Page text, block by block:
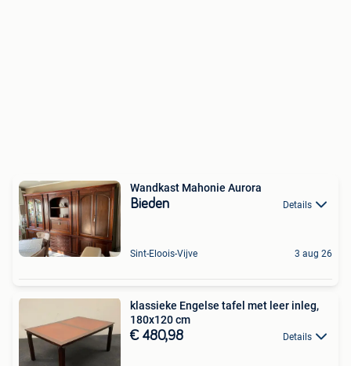
Wandkast Mahonie Aurora
Bieden Details
Sint-Eloois-Vijve 3 aug 26
klassieke Engelse tafel met leer inleg,
180x120 cm
€ 480,98 Details